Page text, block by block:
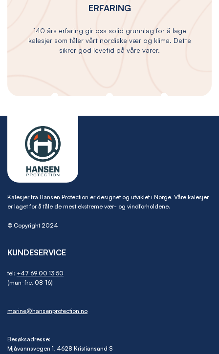
ERFARING
140 års erfaring gir oss solid grunnlag for å lage
kalesjer som tåler vårt nordiske vær og klima. Dette
sikrer god levetid på våre varer.
Kalesjer fra Hansen Protection er designet og utviklet i Norge. Våre kalesjer
er laget for å tåle de mest ekstreme vær- og vindforholdene.
© Copyright 2024
KUNDESERVICE
tel: +47 69 00 13 50
(man-fre. 08-16)
marine@hansenprotection.no
Besøksadresse:
Mjåvannsvegen 1, 4628 Kristiansand S